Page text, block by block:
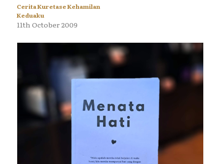
Cerita Kuretase Kehamilan
Keduaku
11th October 2009